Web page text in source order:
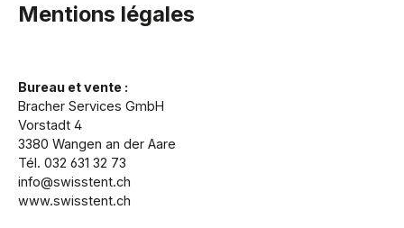
Mentions légales
Bureau et vente :
Bracher Services GmbH
Vorstadt 4
3380 Wangen an der Aare
Tél. 032 631 32 73
info@swisstent.ch
www.swisstent.ch